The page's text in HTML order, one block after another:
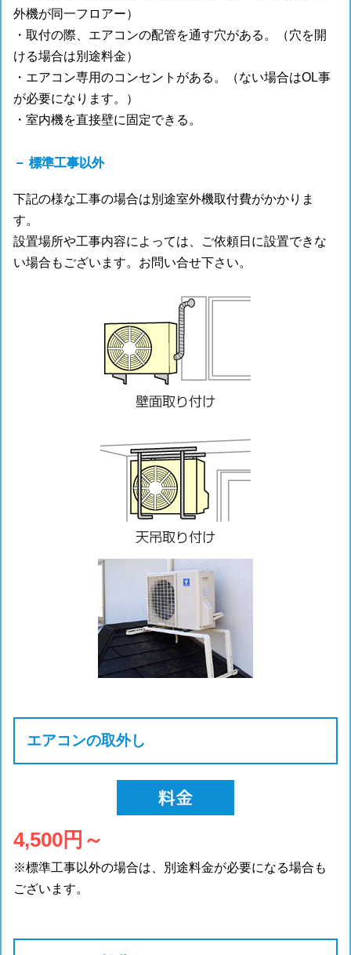
外機が同一フロアー）
・取付の際、エアコンの配管を通す穴がある。（穴を開
ける場合は別途料金）
・エアコン専用のコンセントがある。（ない場合はOL事
が必要になります。）
・室内機を直接壁に固定できる。
－ 標準工事以外
下記の様な工事の場合は別途室外機取付費がかかりま
す。
設置場所や工事内容によっては、ご依頼日に設置できな
い場合もございます。お問い合せ下さい。
エアコンの取外し
4,500円～
※標準工事以外の場合は、別途料金が必要になる場合も
ございます。